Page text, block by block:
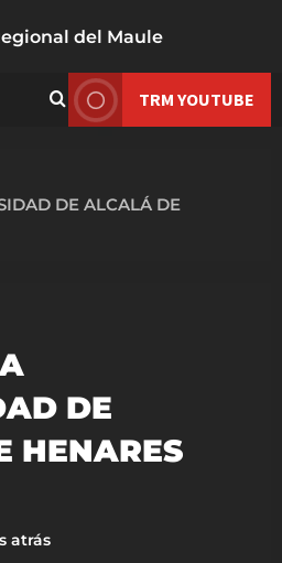
TRM YOUTUBE
DE ALCALÁ DE
DE
HENARES
atrás